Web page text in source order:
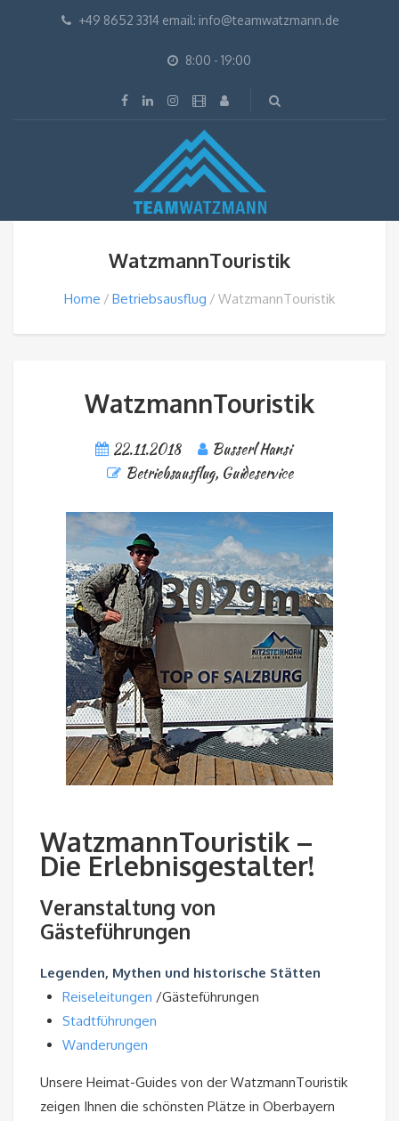
+49 8652 3314 email: info@teamwatzmann.de
8:00 - 19:00
WatzmannTouristik
Home Betriebsausflug WatzmannTouristik
WatzmannTouristik
22.11.2018
Busserl Hansi
Betriebsausflug, Guideservice
WatzmannTouristik –
Die Erlebnisgestalter!
Veranstaltung von
Gästeführungen
Legenden, Mythen und historische Stätten
Reiseleitungen /Gästeführungen
Stadtführungen
Wanderungen
Unsere Heimat-Guides von der WatzmannTouristik
zeigen Ihnen die schönsten Plätze in Oberbayern